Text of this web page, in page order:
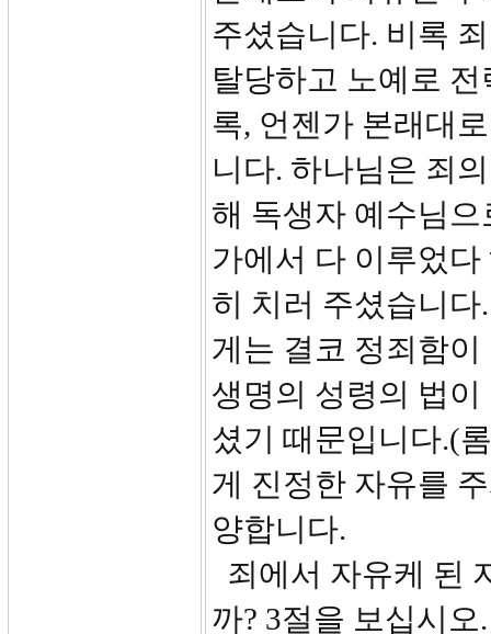
주셨습니다. 비록
탈당하고 노예로
록, 언젠가 본래대
니다. 하나님은 죄
해 독생자 예수님
가에서 다 이루었
히 치러 주셨습니
게는 결코 정죄함
생명의 성령의 법
셨기 때문입니다.(
게 진정한 자유를
양합니다.
죄에서 자유케 된
까? 3절을 보십시